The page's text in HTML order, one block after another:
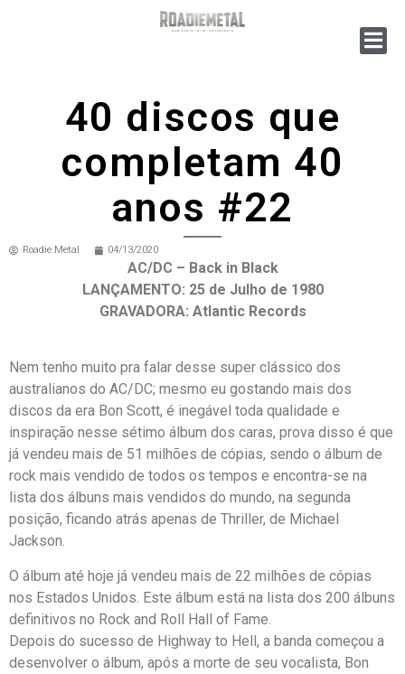
40 discos que
completam 40
anos #22
Roadie Metal 04/13/2020
AC/DC – Back in Black
LANÇAMENTO: 25 de Julho de 1980
GRAVADORA: Atlantic Records
Nem tenho muito pra falar desse super clássico dos
australianos do AC/DC; mesmo eu gostando mais dos
discos da era Bon Scott, é inegável toda qualidade e
inspiração nesse sétimo álbum dos caras, prova disso é que
já vendeu mais de 51 milhões de cópias, sendo o álbum de
rock mais vendido de todos os tempos e encontra-se na
lista dos álbuns mais vendidos do mundo, na segunda
posição, ficando atrás apenas de Thriller, de Michael
Jackson.
O álbum até hoje já vendeu mais de 22 milhões de cópias
nos Estados Unidos. Este álbum está na lista dos 200 álbuns
definitivos no Rock and Roll Hall of Fame.
Depois do sucesso de Highway to Hell, a banda começou a
desenvolver o álbum, após a morte de seu vocalista, Bon